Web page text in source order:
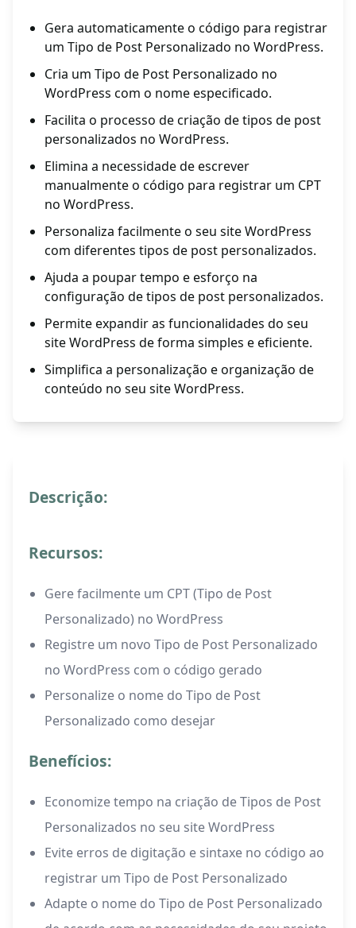
Gera automaticamente o código para registrar
um Tipo de Post Personalizado no WordPress.
Cria um Tipo de Post Personalizado no
WordPress com o nome especificado.
Facilita o processo de criação de tipos de post
personalizados no WordPress.
Elimina a necessidade de escrever
manualmente o código para registrar um CPT
no WordPress.
Personaliza facilmente o seu site WordPress
com diferentes tipos de post personalizados.
Ajuda a poupar tempo e esforço na
configuração de tipos de post personalizados.
Permite expandir as funcionalidades do seu
site WordPress de forma simples e eficiente.
Simplifica a personalização e organização de
conteúdo no seu site WordPress.
Descrição:
Recursos:
Gere facilmente um CPT (Tipo de Post
Personalizado) no WordPress
Registre um novo Tipo de Post Personalizado
no WordPress com o código gerado
Personalize o nome do Tipo de Post
Personalizado como desejar
Benefícios:
Economize tempo na criação de Tipos de Post
Personalizados no seu site WordPress
Evite erros de digitação e sintaxe no código ao
registrar um Tipo de Post Personalizado
Adapte o nome do Tipo de Post Personalizado